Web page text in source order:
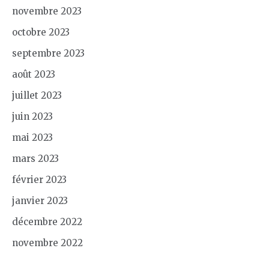
novembre 2023
octobre 2023
septembre 2023
août 2023
juillet 2023
juin 2023
mai 2023
mars 2023
février 2023
janvier 2023
décembre 2022
novembre 2022